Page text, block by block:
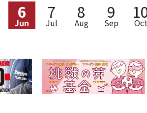
6
Jun
7
Jul
8
Aug
9
Sep Oct